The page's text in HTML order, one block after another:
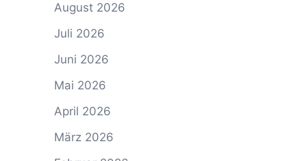
August 2026
Juli 2026
Juni 2026
Mai 2026
April 2026
März 2026